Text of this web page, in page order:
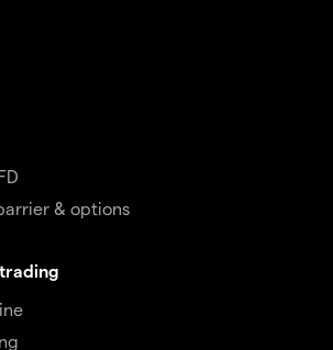
& options